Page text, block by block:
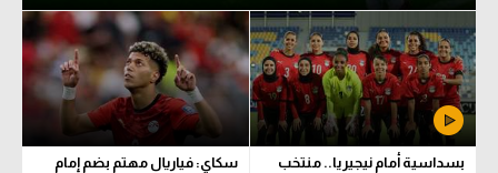
بسداسية أمام نيجيريا.. منتخب
سكاي: فياريال مهتم بضم إمام